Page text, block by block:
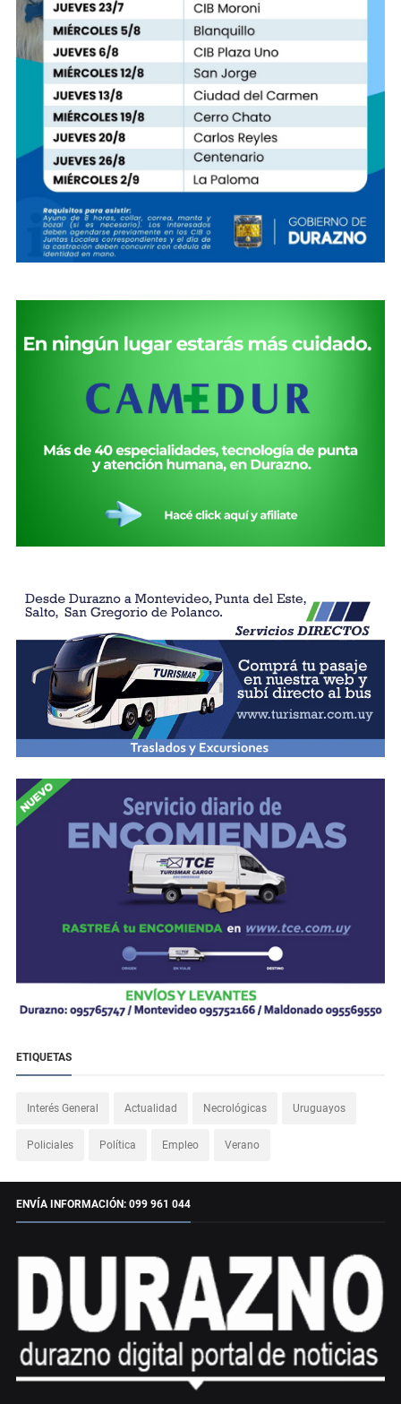
ETIQUETAS
Interés General Actualidad Necrológicas Uruguayos
Policiales Política Empleo Verano
ENVÍA INFORMACIÓN: 099 961 044